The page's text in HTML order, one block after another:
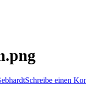
Schreibe einen